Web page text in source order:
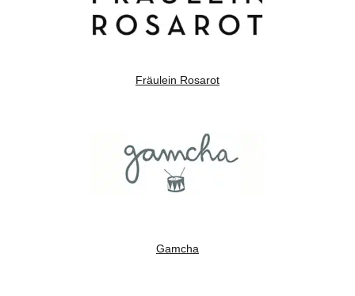
Fräulein Rosarot
Gamcha